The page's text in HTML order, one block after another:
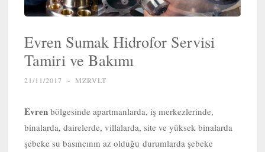
Evren Sumak Hidrofor Servisi
Tamiri ve Bakımı
21/11/2017 ~ MZRVLT
Evren bölgesinde apartmanlarda, iş merkezlerinde,
binalarda, dairelerde, villalarda, site ve yüksek binalarda
şebeke su basıncının az olduğu durumlarda şebeke